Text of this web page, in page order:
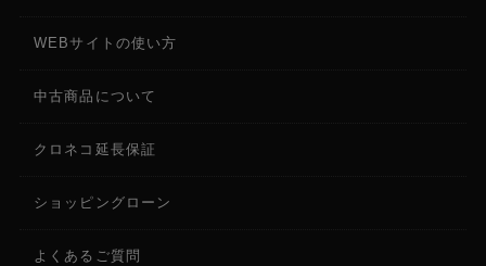
WEBサイトの使い方
中古商品について
クロネコ延長保証
ショッピングローン
よくあるご質問